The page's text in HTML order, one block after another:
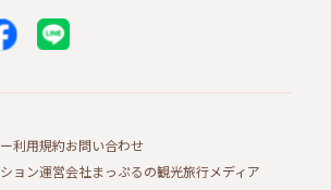
利用規約お問い合わせ
ョン運営会社まっぷるの観光旅行メディア